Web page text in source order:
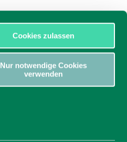
Cookies zulassen
Nur notwendige Cookies
verwenden